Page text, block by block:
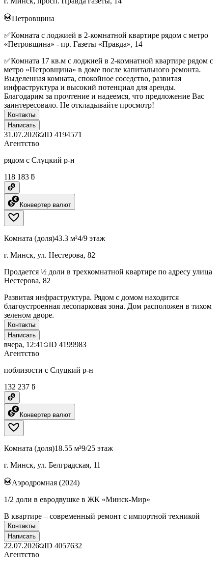
Петровщина
✅Комната с лоджией в 2-комнатной квартире рядом с метро
«Петровщина» - пр. Газеты «Правда», 14
✅Комната 17 кв.м с лоджией в 2-комнатной квартире рядом с
метро «Петровщина» в доме после капитального ремонта.
Выделенная комната, спокойное соседство, развитая
инфраструктура и высокий потенциал для аренды.
Благодарим за прочтение и надеемся, что предложение Вас
заинтересовало. Не откладывайте просмотр!
Контакты
Написать
31.07.2026 ID 4194571
Агентство
рядом с Слуцкий р-н
118 183 ƃ
Конвертер валют
Комната (доля)43.3 м²4/9 этаж
г. Минск, ул. Нестерова, 82
Продается ½ доли в трехкомнатной квартире по адресу улица
Нестерова, 82
Развитая инфраструктура. Рядом с домом находится
благоустроенная лесопарковая зона. Дом расположен в тихом
зеленом дворе.
Контакты
Написать
вчера, 12:41 ID 4199983
Агентство
поблизости с Слуцкий р-н
132 237 ƃ
Конвертер валют
Комната (доля)18.55 м²9/25 этаж
г. Минск, ул. Белградская, 11
Аэродромная (2024)
1/2 доли в евродвушке в ЖК «Минск-Мир»
В квартире – современный ремонт с импортной техникой
Контакты
Написать
22.07.2026 ID 4057632
Агентство